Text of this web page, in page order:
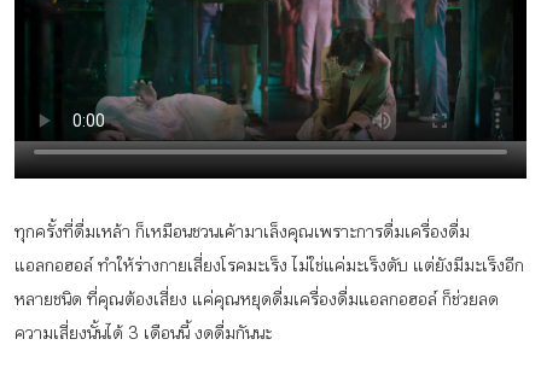
สื่อของแคมเปญ
กิจกรรม
หัวข้อที่เราแนะนำ
เข้าสู่ระบบ/สมัครสมาชิก
ทุกครั้งที่ดื่มเหล้า ก็เหมือนชวนเค้ามาเล็งคุณเพราะการดื่มเครื่องดื่ม
แอลกอฮอล์ ทำให้ร่างกายเสี่ยงโรคมะเร็ง ไม่ใช่แค่มะเร็งตับ แต่ยังมีมะเร็งอีก
หลายชนิด ที่คุณต้องเสี่ยง แค่คุณหยุดดื่มเครื่องดื่มแอลกอฮอล์ ก็ช่วยลด
ความเสี่ยงนั้นได้ 3 เดือนนี้ งดดื่มกันนะ